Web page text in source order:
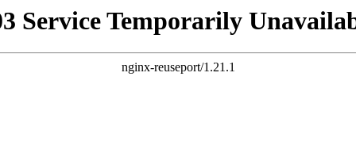
Service Temporarily
nginx-reuseport/1.21.1